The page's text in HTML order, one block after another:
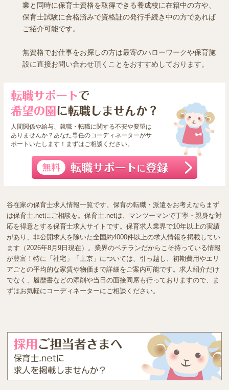
業と同時に保育士資格を取得できる養成校に在籍中の方や、
保育士試験に合格済みで資格証の発行手続き中の方であれば
ご紹介可能です。
無資格でお仕事をお探しの方は最寄のハローワークや保育施
設に直接お問い合わせ頂くことをおすすめしております。
人間関係や給与、就職・転職に関する不安や要望は
ありませんか？あなた専任のコーディネーターがサ
ポートいたします！まずはご相談ください。
谷在家の保育士求人情報一覧です。保育の転職・派遣をお考えならまず
は保育士.netにご相談を。保育士.netは、マンツーマンで丁寧・親身な対
応を得意とする保育士求人サイトです。保育求人業界で10年以上の実績
があり、非公開求人を除いた全国約4000件以上の求人情報を掲載してい
ます（2026年8月9日現在）。業界のベテランだからこそ持っている情報
が豊富！特に「社宅」「上京」については、引っ越し、初期費用やエリ
アごとの平均的な家賃や物価まで詳細をご案内可能です。求人紹介だけ
でなく、履歴書などの添削や当日の面接同席も行っておりますので、ま
ずはお気軽にコーディネーターにご相談ください。